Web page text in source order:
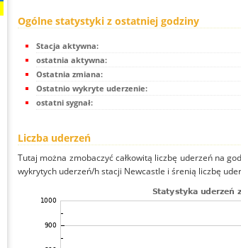
Ogólne statystyki z ostatniej godziny
Stacja aktywna:
ostatnia aktywna:
Ostatnia zmiana:
Ostatnio wykryte uderzenie:
ostatni sygnał:
Liczba uderzeń
Tutaj można zmobaczyć całkowitą liczbę uderzeń na
wykrytych uderzeń/h stacji Newcastle i śrenią liczbę